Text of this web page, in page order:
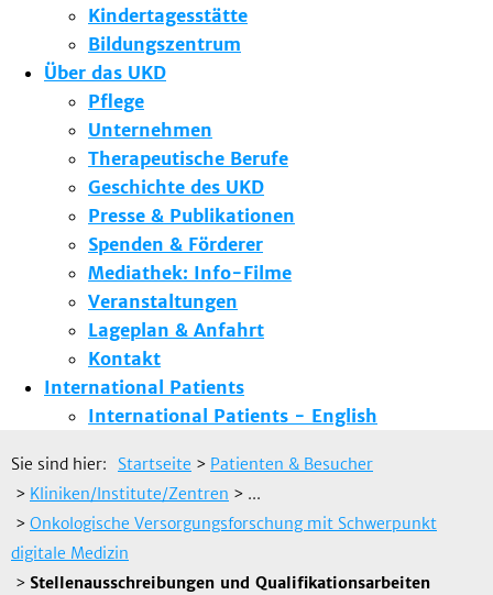
Kindertagesstätte
Bildungszentrum
Über das UKD
Pflege
Unternehmen
Therapeutische Berufe
Geschichte des UKD
Presse & Publikationen
Spenden & Förderer
Mediathek: Info-Filme
Veranstaltungen
Lageplan & Anfahrt
Kontakt
International Patients
International Patients - English
Sie sind hier: Startseite > Patienten & Besucher
> Kliniken/Institute/Zentren > ...
> Onkologische Versorgungsforschung mit Schwerpunkt
digitale Medizin
> Stellenausschreibungen und Qualifikationsarbeiten